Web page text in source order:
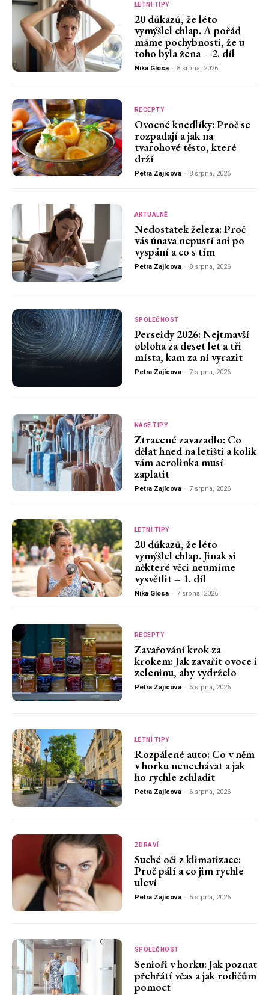
LETNÍ TIPY
20 důkazů, že léto
vymýšlel chlap. A pořád
máme pochybnosti, že u
toho byla žena – 2. díl
Nika Glosa - 8 srpna, 2026
RECEPTY
Ovocné knedlíky: Proč se
rozpadají a jak na
tvarohové těsto, které
drží
Petra Zajícova - 8 srpna, 2026
AKTUÁLNĚ
Nedostatek železa: Proč
vás únava nepustí ani po
vyspání a co s tím
Petra Zajícova - 8 srpna, 2026
SPOLEČNOST
Perseidy 2026: Nejtmavší
obloha za deset let a tři
místa, kam za ní vyrazit
Petra Zajícova - 7 srpna, 2026
NAŠE TIPY
Ztracené zavazadlo: Co
dělat hned na letišti a kolik
vám aerolinka musí
zaplatit
Petra Zajícova - 7 srpna, 2026
LETNÍ TIPY
20 důkazů, že léto
vymýšlel chlap. Jinak si
některé věci neumíme
vysvětlit – 1. díl
Nika Glosa - 7 srpna, 2026
RECEPTY
Zavařování krok za
krokem: Jak zavařit ovoce i
zeleninu, aby vydrželo
Petra Zajícova - 6 srpna, 2026
LETNÍ TIPY
Rozpálené auto: Co v něm
v horku nenechávat a jak
ho rychle zchladit
Petra Zajícova - 6 srpna, 2026
ZDRAVÍ
Suché oči z klimatizace:
Proč pálí a co jim rychle
uleví
Petra Zajícova - 5 srpna, 2026
SPOLEČNOST
Senioři v horku: Jak poznat
přehřátí včas a jak rodičům
pomoct